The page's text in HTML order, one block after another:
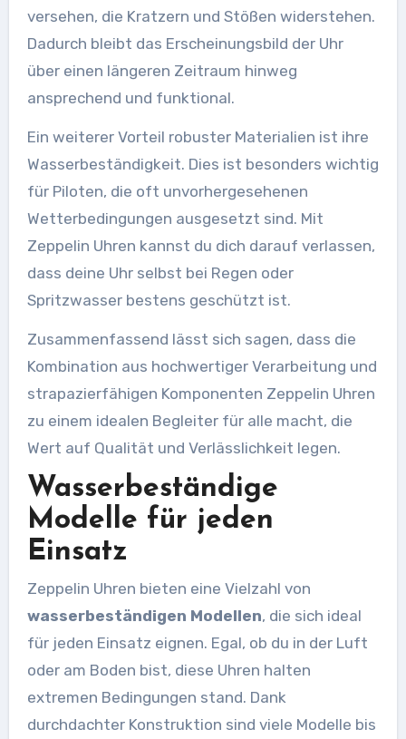
versehen, die Kratzern und Stößen widerstehen.
Dadurch bleibt das Erscheinungsbild der Uhr
über einen längeren Zeitraum hinweg
ansprechend und funktional.
Ein weiterer Vorteil robuster Materialien ist ihre
Wasserbeständigkeit. Dies ist besonders wichtig
für Piloten, die oft unvorhergesehenen
Wetterbedingungen ausgesetzt sind. Mit
Zeppelin Uhren kannst du dich darauf verlassen,
dass deine Uhr selbst bei Regen oder
Spritzwasser bestens geschützt ist.
Zusammenfassend lässt sich sagen, dass die
Kombination aus hochwertiger Verarbeitung und
strapazierfähigen Komponenten Zeppelin Uhren
zu einem idealen Begleiter für alle macht, die
Wert auf Qualität und Verlässlichkeit legen.
Wasserbeständige
Modelle für jeden
Einsatz
Zeppelin Uhren bieten eine Vielzahl von
wasserbeständigen Modellen, die sich ideal
für jeden Einsatz eignen. Egal, ob du in der Luft
oder am Boden bist, diese Uhren halten
extremen Bedingungen stand. Dank
durchdachter Konstruktion sind viele Modelle bis